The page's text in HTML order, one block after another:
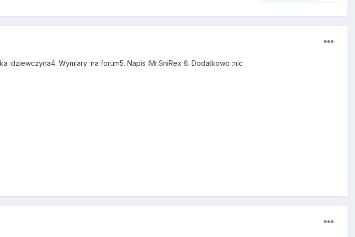
:dziewczyna4. Wymiary :na forum5. Napis :Mr.SniRex 6. Dodatkowo :nic